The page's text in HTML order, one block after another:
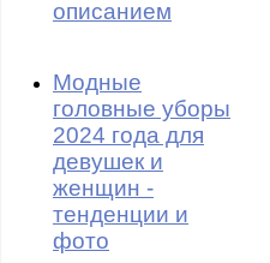
описанием
Модные
головные уборы
2024 года для
девушек и
женщин -
тенденции и
фото